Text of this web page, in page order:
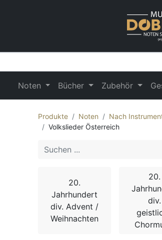
Noten Bücher Zubehör
Produkte Noten Nach
Volkslieder Österreich
20.
Jahrhundert
div. Advent /
Weihnachten
20.
div.